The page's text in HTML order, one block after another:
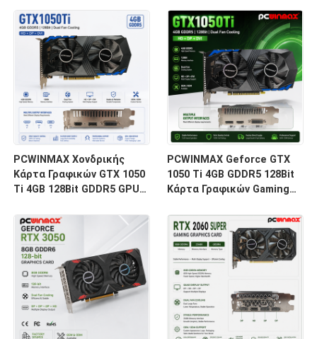
PCWINMAX Χονδρικής
Κάρτα Γραφικών GTX 1050
Ti 4GB 128Bit GDDR5 GPU
Έξοδο HD DP DVI Για
Επιτραπέζιους
Υπολογιστές
PCWINMAX Geforce GTX
1050 Ti 4GB GDDR5 128Bit
Κάρτα Γραφικών Gaming
Απόθεμα για Επιτραπέζιο
Υπολογιστή